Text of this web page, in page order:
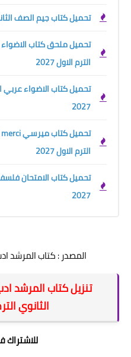
تحميل كتاب جيم الصف الثاني
تحميل ملحق كتاب الاضواء
الترم الاول 2027
تحميل كتاب الاضواء عربي
2027
الترم الاول 2027
تحميل كتاب الامتحان
2027
المصدر : كتاب المرشد ادب
تنزيل كتاب المرشد
الثانوي
للاشتراك